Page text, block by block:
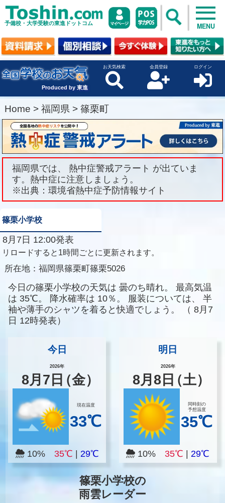
予備校・大学受験の東進ドットコム MENU
Produced by 東進
お天気検索 会員登録 ログイン
Home > 福岡県 > 篠栗町
福岡県では、 熱中症警戒アラート が出ていま
す。熱中症に注意しましょう。
※出典：環境省熱中症予防情報サイト
篠栗小学校
8月7日 12:00発表
リロードすると1時間ごとに更新されます。
所在地： 福岡県篠栗町篠栗5026
今日の篠栗小学校の天気は 曇のち晴れ。
最高気温
は 35℃。 降水確率は 10％。 服装については、
半
袖や薄手のシャツを着ると快適でしょう。
（ 8月7
日 12時発表）
今日
2026年
8月 7 日（金）
現在温度
33℃
10% 35℃ 29℃
明日
2026年
8月8 日（土）
同時刻の
予想温度
35℃
10%35℃ |29℃
篠栗小学校の
雨雲レーダー